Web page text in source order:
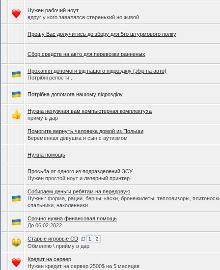
Нужен рабочий ноут
вдруг у кого завалялся старенький но живой
Прошу Вас долучитись до збору для 5го штурмового полку
Сбор средств на авто для перевозки ранненых
Прохання допомоги від нашого підрозділу (збір на авто)
Потрібні репости...
Потрібна допомога нашому підрозділу
Нужна ненужная вам компьютерная комплектуха
приму в дар
Помогите вернуть человека домой из Польши
Беременная девушка и сын с аутизмом
Нужна помощь
Просьба от одного из подразделений ЗСУ
Нужен простой ноут и лазерный принтер
Собираем деньги ребятам на передовую
Нужны: форма, рации, берцы, каски, бронежилеты, тепловизоры,
спальники, наколенники
Срочно нужна финансовая помощь
До 06.02.2022
Старые игровые CD 1 2
Обменяю \ прийму в дар
Кредит на сервер
Нужен кредит на сервер 2500$ на 5 месяцев